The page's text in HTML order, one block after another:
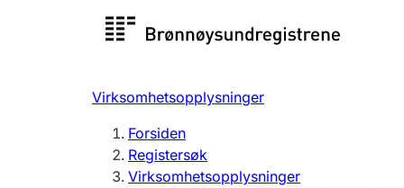
Registersøk
Registrere, endre, slette
Virksomhetsopplysninger
Forsiden
Registersøk
Virksomhetsopplysninger